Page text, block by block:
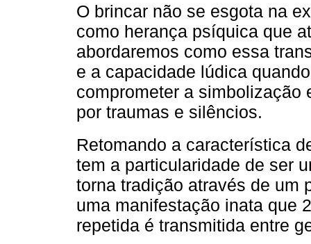
O brincar não se esgota na
como herança psíquica que
abordaremos como essa
e a capacidade lúdica
comprometer a simbolização
por traumas e silêncios.
Retomando a característica
tem a particularidade de ser
torna tradição através de um
uma manifestação inata que
repetida é transmitida entre